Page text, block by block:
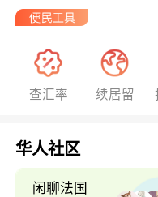
西班牙
查汇率 续居留
华人社区
闲聊法国